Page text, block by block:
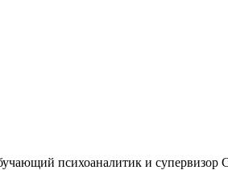
психоаналитик и супервизор